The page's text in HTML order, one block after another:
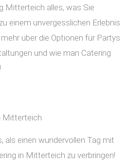
Mitterteich alles, was Sie
einem unvergesslichen Erlebnis
über die Optionen für Partys
und wie man Catering
Mitterteich
als einen wundervollen Tag mit
in Mitterteich zu verbringen!